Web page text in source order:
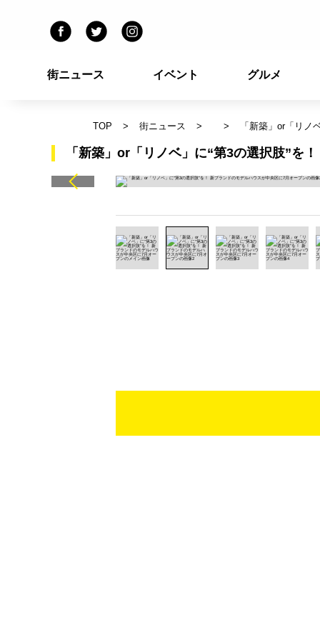
街ニュース イベント グルメ
TOP 街ニュース 「新築」or「リノ
「新築」or「リノベ」に“第3の選択肢”を